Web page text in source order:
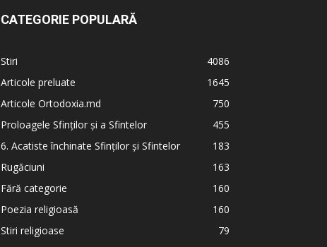
CATEGORIE POPULARĂ
Stiri
4086
Articole preluate
1645
Articole Ortodoxia.md
750
Proloagele Sfinților și a Sfintelor
455
6. Acatiste închinate Sfinților și Sfintelor
183
Rugăciuni
163
Fără categorie
160
Poezia religioasă
160
Stiri religioase
79